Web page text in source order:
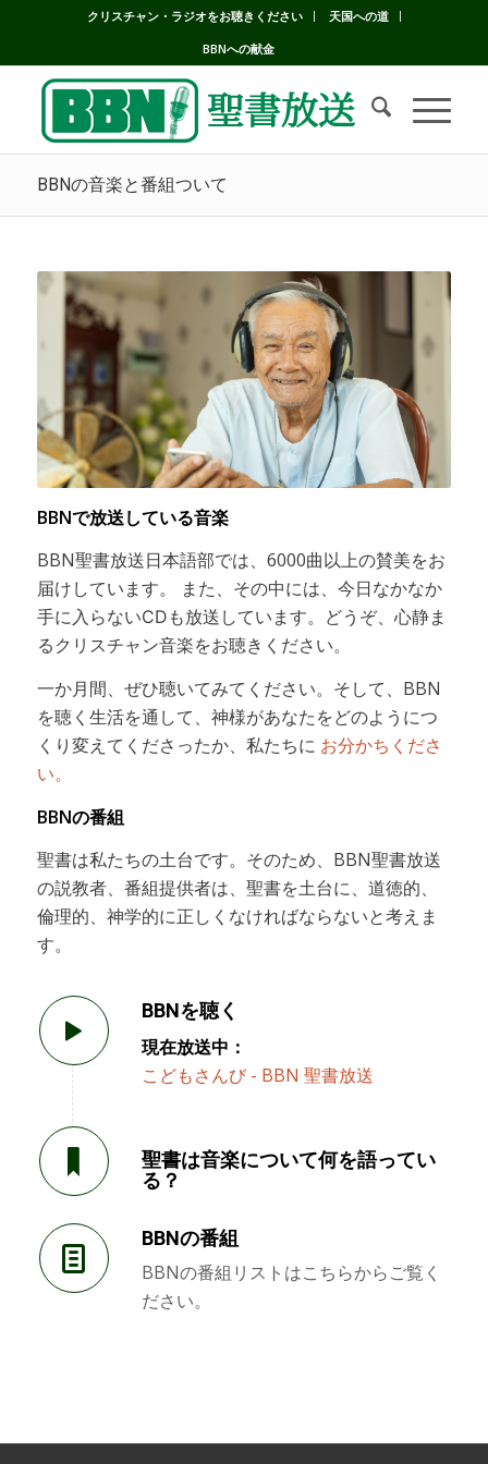
クリスチャン・ラジオをお聴きください
天国への道
BBNへの献金
BBNの音楽と番組ついて
BBNで放送している音楽
BBN聖書放送日本語部では、6000曲以上の賛美をお
届けしています。
また、その中には、今日なかなか
手に入らないCDも放送しています。どうぞ、心静ま
るクリスチャン音楽をお聴きください。
一か月間、ぜひ聴いてみてください。そして、BBN
を聴く生活を通して、神様があなたをどのようにつ
くり変えてくださったか、私たちに お分かちくださ
い。
BBNの番組
聖書は私たちの土台です。そのため、BBN聖書放送
の説教者、番組提供者は、聖書を土台に、道徳的、
倫理的、神学的に正しくなければならないと考えま
す。
BBNを聴く
現在放送中：
こどもさんび - BBN 聖書放送
聖書は音楽について何を語ってい
る？
BBNの番組
BBNの番組リストはこちらからご覧く
ださい。